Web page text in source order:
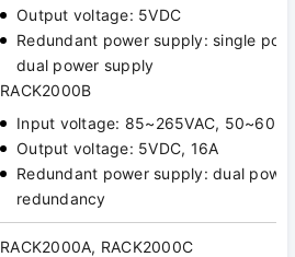
Output voltage: 5VDC
Redundant power supply: single
dual power supply
RACK2000B
Input voltage: 85~265VAC, 50~60Hz
Output voltage: 5VDC, 16A
Redundant power supply: dual
redundancy
RACK2000A, RACK2000C